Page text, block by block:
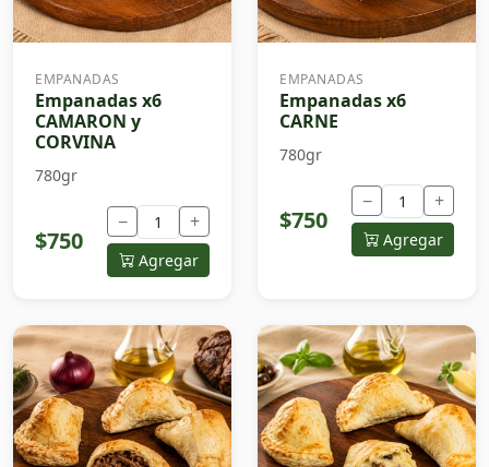
EMPANADAS
Empanadas x6
CAMARON y
CORVINA
780gr
$750
− +
Agregar
EMPANADAS
Empanadas x6
CARNE
780gr
$750
− +
Agregar